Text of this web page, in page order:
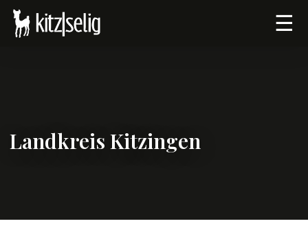
☰
Landkreis Kitzingen